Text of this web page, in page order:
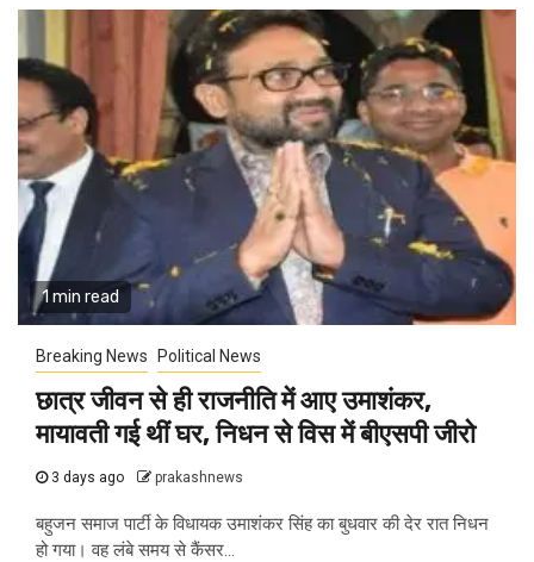
1 min read
Breaking News Political News
छात्र जीवन से ही राजनीति में आए उमाशंकर,
मायावती गई थीं घर, निधन से विस में बीएसपी जीरो
3 days ago prakashnews
बहुजन समाज पार्टी के विधायक उमाशंकर सिंह का बुधवार की देर रात निधन
हो गया। वह लंबे समय से कैंसर...